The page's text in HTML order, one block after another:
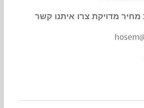
מדויקת צרו איתנו קשר